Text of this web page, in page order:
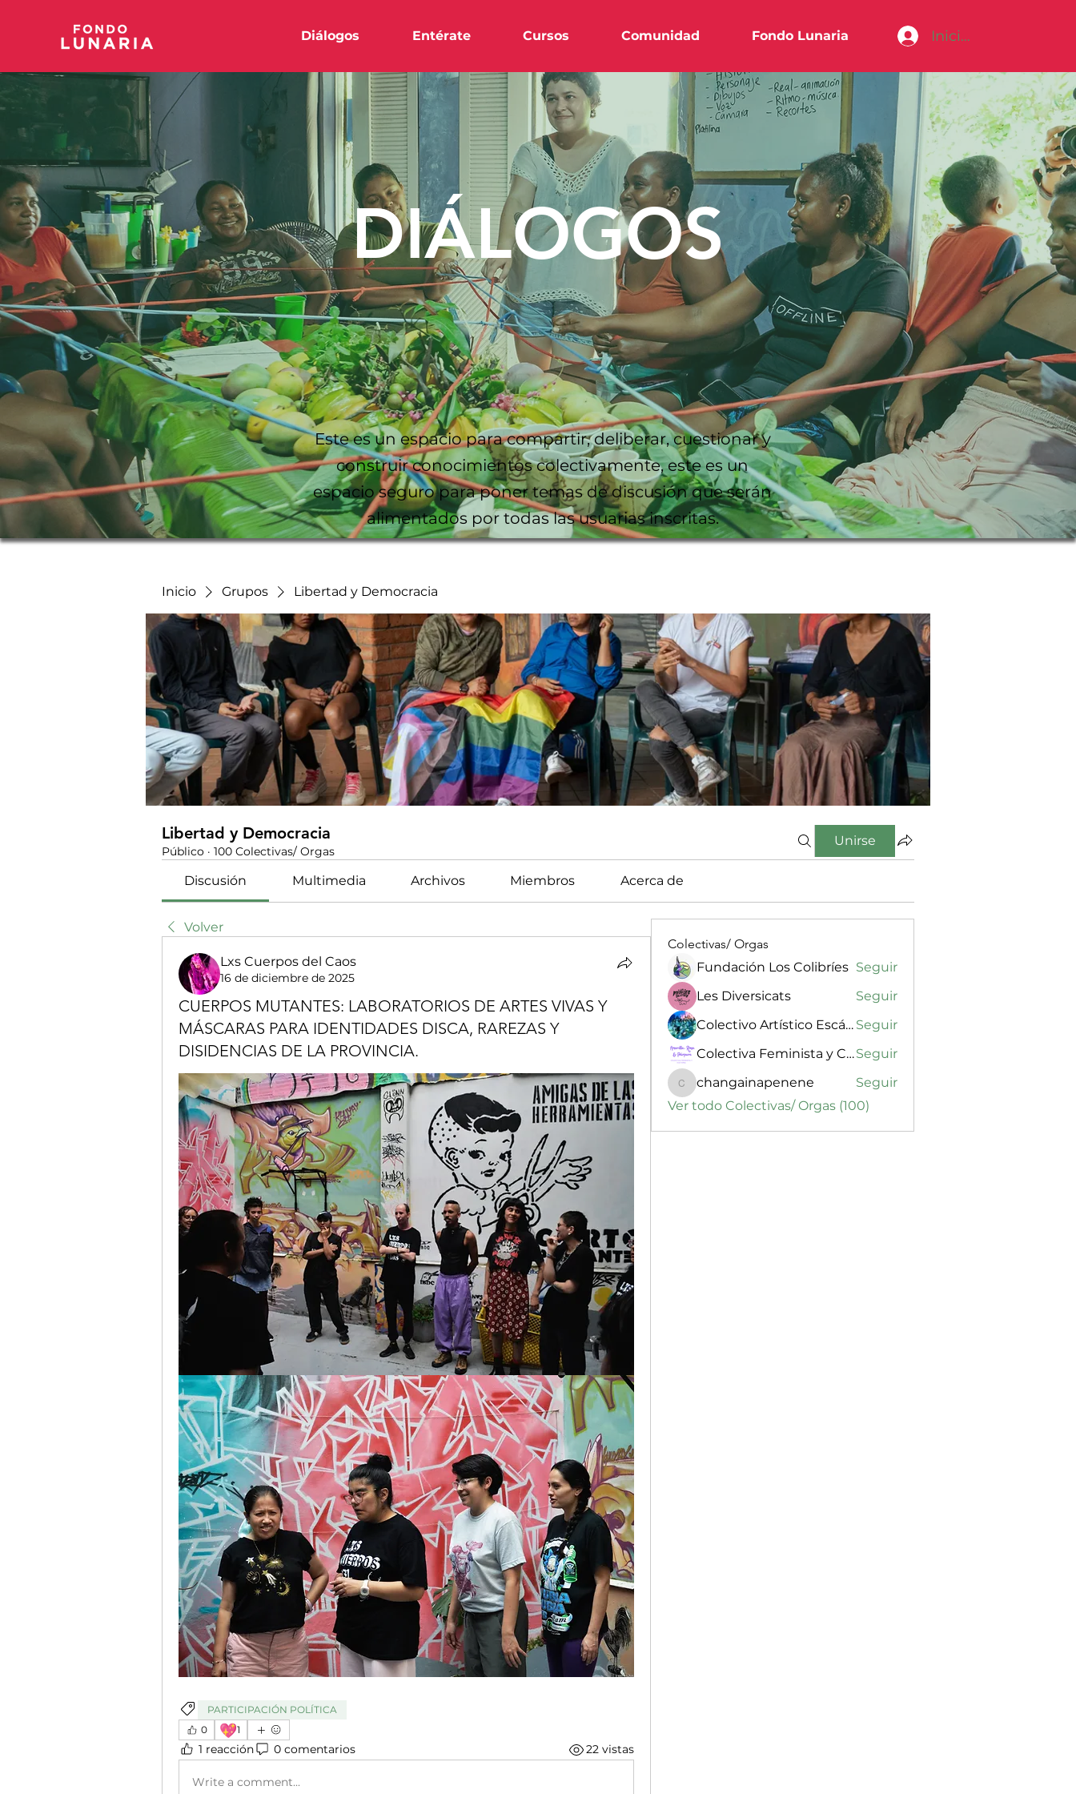
Diálogos Entérate Cursos Comunidad Fondo Lunaria Iniciar sesión
DIÁLOGOS
Este es un espacio para compartir, deliberar, cuestionar y
construir conocimientos colectivamente, este es un
espacio seguro para poner temas de discusión que serán
alimentados por todas las usuarias inscritas.
Inicio Grupos Libertad y Democracia
Libertad y Democracia
Público · 100 Colectivas/ Orgas
Unirse
Discusión Multimedia Archivos Miembros Acerca de
Volver
Lxs Cuerpos del Caos
16 de diciembre de 2025
CUERPOS MUTANTES: LABORATORIOS DE ARTES VIVAS Y
MÁSCARAS PARA IDENTIDADES DISCA, RAREZAS Y
DISIDENCIAS DE LA PROVINCIA.
PARTICIPACIÓN POLÍTICA
0
💖1
1 reacción 0 comentarios 22 vistas
Write a comment...
Colectivas/ Orgas
Fundación Los Colibríes Seguir
Les Diversicats
Seguir
Colectivo Artístico Escándalx Seguir
Colectiva Feminista y Cultural Amarilla, Rosa & PúrpuraSeguir
changainapenene
changainapenene
Seguir
Ver todo Colectivas/ Orgas (100)